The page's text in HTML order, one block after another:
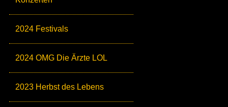
2024 Festivals
2024 OMG Die Ärzte LOL
2023 Herbst des Lebens